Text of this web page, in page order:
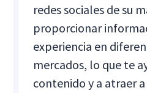
redes sociales de su
proporcionar
experiencia en
mercados, lo que te
contenido y a atraer